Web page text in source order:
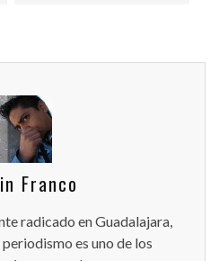
Franco
radicado en Guadalajara,
es uno de los